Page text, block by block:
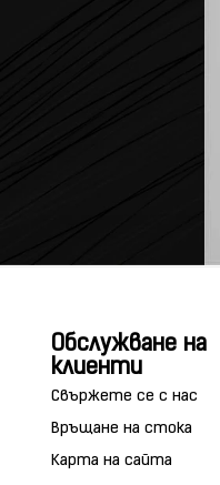
Обслужване на
клиенти
Свържете се с нас
Връщане на стока
Карта на сайта